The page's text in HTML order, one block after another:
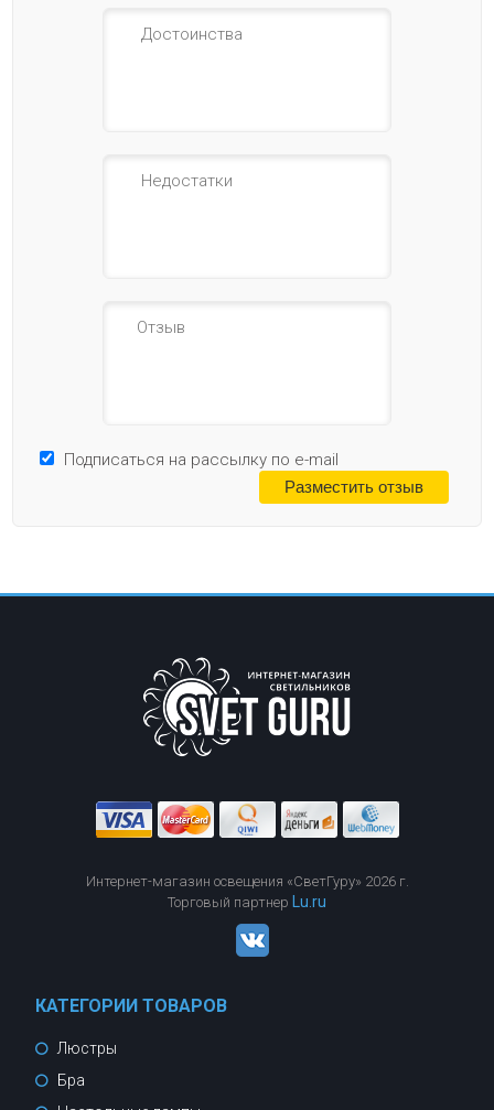
Подписаться на рассылку по e-mail
Интернет-магазин освещения «СветГуру» 2026 г.
Торговый партнер Lu.ru
КАТЕГОРИИ ТОВАРОВ
Люстры
Бра